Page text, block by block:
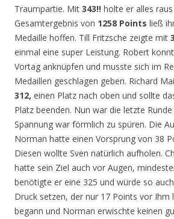
Traumpartie. Mit 343!! holte er alles
Gesamtergebnis von 1258 Points ließ
Medaille hoffen. Till Fritzsche zeigte mit
einmal eine super Leistung. Robert
Vortag anknüpfen und musste sich im
Medaillen geschlagen geben. Richard
312, einen Platz nach oben und sollte
Platz beenden. Nun war die letzte
Spannung war förmlich zu spüren. Die
Norman hatte einen Vorsprung von 38
Diesen wollte Sven natürlich aufholen.
hatte sein Ziel auch vor Augen,
benötigte er eine 325 und würde so
Druck setzen, der nur 17 Points vor Ihm
begann und Norman erwischte keinen